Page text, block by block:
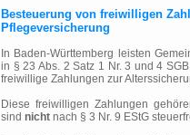
Besteuerung von freiwilligen
Pflegeversicherung
In Baden-Württemberg leisten
in § 23 Abs. 2 Satz 1 Nr. 3 und 4
freiwillige Zahlungen zur
Diese freiwilligen Zahlungen
sind nicht nach § 3 Nr. 9 EStG